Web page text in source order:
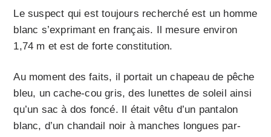
Le suspect qui est toujours recherché est un homme
blanc s’exprimant en français. Il mesure environ
1,74 m et est de forte constitution.
Au moment des faits, il portait un chapeau de pêche
bleu, un cache-cou gris, des lunettes de soleil ainsi
qu’un sac à dos foncé. Il était vêtu d’un pantalon
blanc, d’un chandail noir à manches longues par-